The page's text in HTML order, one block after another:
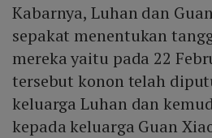
Kabarnya, Luhan dan
sepakat menentukan
mereka yaitu pada 22
tersebut konon telah
keluarga Luhan dan
kepada keluarga Guan